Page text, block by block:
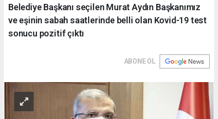
Belediye Başkanı seçilen Murat Aydın Başkanımız
ve eşinin sabah saatlerinde belli olan Kovid-19 test
sonucu pozitif çıktı
ABONE OL